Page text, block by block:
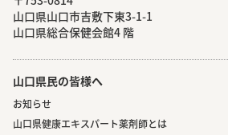
⼭⼝県⼭⼝市吉敷下東3-1-1
⼭⼝県総合保健会館4 階
山口県民の皆様へ
お知らせ
山口県健康エキスパート薬剤師とは